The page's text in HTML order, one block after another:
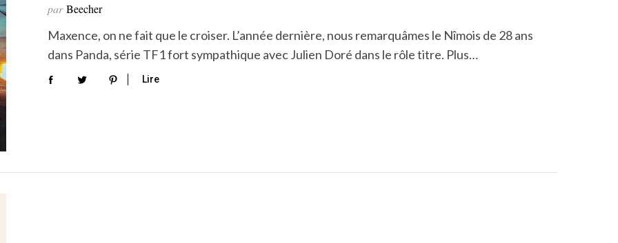
par Beecher
Maxence, on ne fait que le croiser. L’année dernière, nous remarquâmes le Nîmois de 28 ans
dans Panda, série TF1 fort sympathique avec Julien Doré dans le rôle titre. Plus…
Lire